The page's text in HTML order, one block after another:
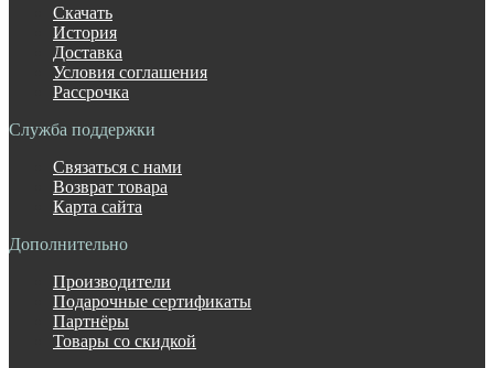
Скачать
История
Доставка
Условия соглашения
Рассрочка
Служба поддержки
Связаться с нами
Возврат товара
Карта сайта
Дополнительно
Производители
Подарочные сертификаты
Партнёры
Товары со скидкой